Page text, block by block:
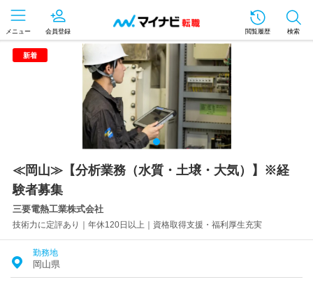
メニュー 会員登録 閲覧履歴 検索
新着
≪岡山≫【分析業務（水質・土壌・大気）】※経
験者募集
三要電熱工業株式会社
技術力に定評あり｜年休120日以上｜資格取得支援・福利厚生充実
勤務地
岡山県